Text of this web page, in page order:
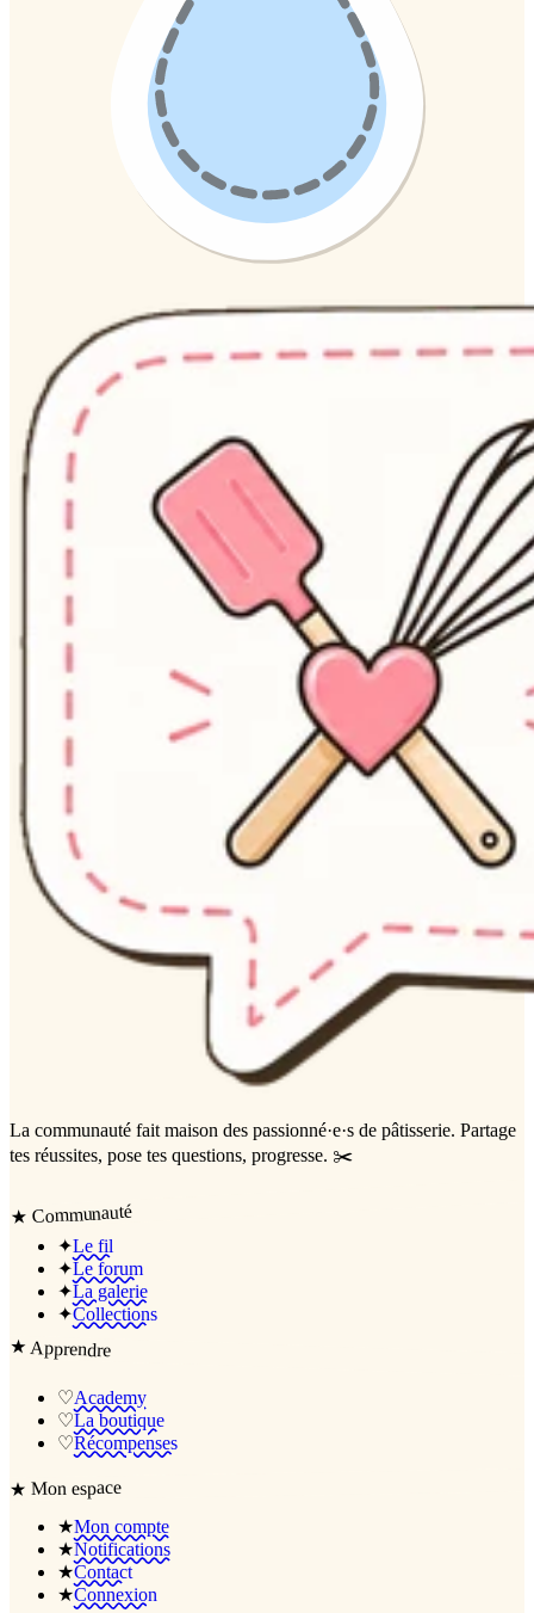
La communauté fait maison des passionné·e·s de pâtisserie. Partage
tes réussites, pose tes questions, progresse. ✂️
★ Communauté
✦Le fil
✦Le forum
✦La galerie
✦Collections
★Apprendre
♡Academy
♡La boutique
♡Récompenses
★Mon espace
★Mon compte
★Notifications
★Contact
★Connexion